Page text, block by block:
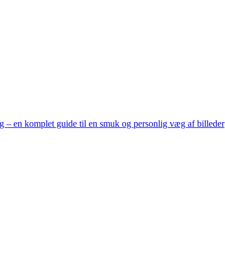
– en komplet guide til en smuk og personlig væg af billeder